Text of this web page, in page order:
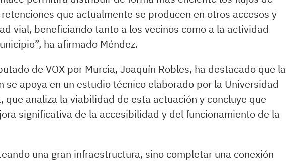
que actualmente se producen en otros accesos y
vial, beneficiando tanto a los vecinos como a la actividad
ha afirmado Méndez.
de VOX por Murcia, Joaquín Robles, ha destacado que la
se apoya en un estudio técnico elaborado por la Universidad
que analiza la viabilidad de esta actuación y concluye que
significativa de la accesibilidad y del funcionamiento de la
una gran infraestructura, sino completar una conexión